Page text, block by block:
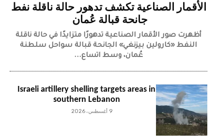
الأقمار الصناعية تكشف تدهور حالة ناقلة نفط
جانحة قبالة عُمان
أظهرت صور الأقمار الصناعية تدهورًا متزايدًا في حالة ناقلة
النفط «كارولين بيزنغي» الجانحة قبالة سواحل سلطنة
عُمان، وسط اتساع...
Israeli artillery shelling targets areas in
southern Lebanon
9 أغسطس، 2026